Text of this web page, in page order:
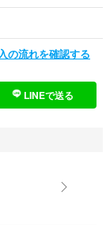
の流れを確認する
LINEで送る